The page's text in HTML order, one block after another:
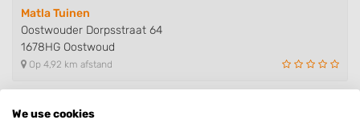
Matla Tuinen
Oostwouder Dorpsstraat 64
1678HG Oostwoud
Op 4,92 km afstand
We use cookies